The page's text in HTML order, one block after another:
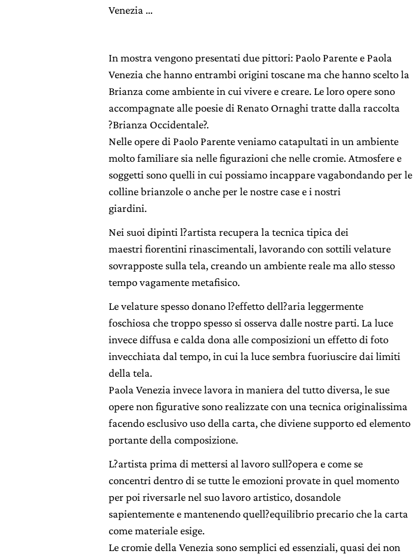
Venezia …
In mostra vengono presentati due pittori: Paolo Parente e Paola
Venezia che hanno entrambi origini toscane ma che hanno scelto la
Brianza come ambiente in cui vivere e creare. Le loro opere sono
accompagnate alle poesie di Renato Ornaghi tratte dalla raccolta
?Brianza Occidentale?.
Nelle opere di Paolo Parente veniamo catapultati in un ambiente
molto familiare sia nelle figurazioni che nelle cromie. Atmosfere e
soggetti sono quelli in cui possiamo incappare vagabondando per le
colline brianzole o anche per le nostre case e i nostri
giardini.
Nei suoi dipinti l?artista recupera la tecnica tipica dei
maestri fiorentini rinascimentali, lavorando con sottili velature
sovrapposte sulla tela, creando un ambiente reale ma allo stesso
tempo vagamente metafisico.
Le velature spesso donano l?effetto dell?aria leggermente
foschiosa che troppo spesso si osserva dalle nostre parti. La luce
invece diffusa e calda dona alle composizioni un effetto di foto
invecchiata dal tempo, in cui la luce sembra fuoriuscire dai limiti
della tela.
Paola Venezia invece lavora in maniera del tutto diversa, le sue
opere non figurative sono realizzate con una tecnica originalissima
facendo esclusivo uso della carta, che diviene supporto ed elemento
portante della composizione.
L?artista prima di mettersi al lavoro sull?opera e come se
concentri dentro di se tutte le emozioni provate in quel momento
per poi riversarle nel suo lavoro artistico, dosandole
sapientemente e mantenendo quell?equilibrio precario che la carta
come materiale esige.
Le cromie della Venezia sono semplici ed essenziali, quasi dei non